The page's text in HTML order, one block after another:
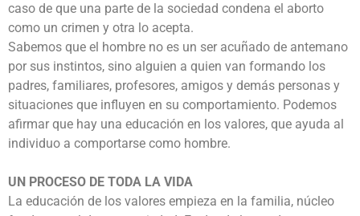
caso de que una parte de la sociedad condena el aborto
como un crimen y otra lo acepta.
Sabemos que el hombre no es un ser acuñado de antemano
por sus instintos, sino alguien a quien van formando los
padres, familiares, profesores, amigos y demás personas y
situaciones que influyen en su comportamiento. Podemos
afirmar que hay una educación en los valores, que ayuda al
individuo a comportarse como hombre.
UN PROCESO DE TODA LA VIDA
La educación de los valores empieza en la familia, núcleo